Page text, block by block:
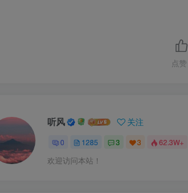
点赞
听风 关注
0 1285 3 3 62.3W+
欢迎访问本站！